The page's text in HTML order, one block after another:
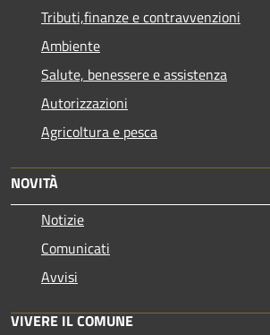
Tributi,finanze e contravvenzioni
Ambiente
Salute, benessere e assistenza
Autorizzazioni
Agricoltura e pesca
NOVITÀ
Notizie
Comunicati
Avvisi
VIVERE IL COMUNE